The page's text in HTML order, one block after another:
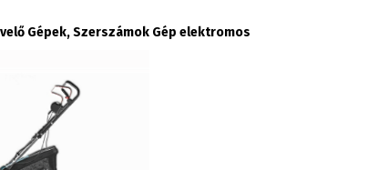
Gépek, Szerszámok Gép elektromos